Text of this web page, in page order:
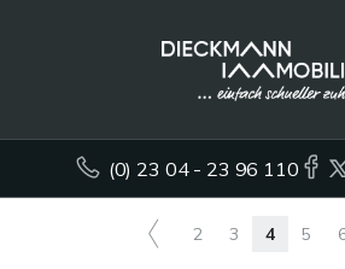
(0) 23 04 - 23 96 110
2 3 4 5